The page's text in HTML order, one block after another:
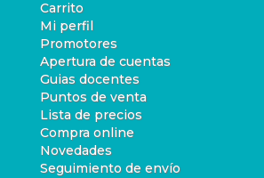
Carrito
Mi perfil
Promotores
Apertura de cuentas
Guias docentes
Puntos de venta
Lista de precios
Compra online
Novedades
Seguimiento de envío